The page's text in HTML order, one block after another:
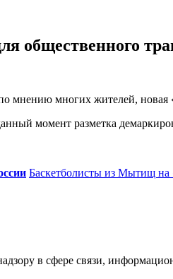
общественного
мнению многих жителей,
момент разметка
Баскетболисты из Мытищ на
в сфере связи,